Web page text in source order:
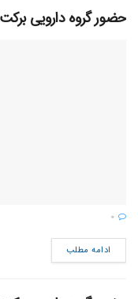
حضور گروه دارویی برکت
ادامه مطلب